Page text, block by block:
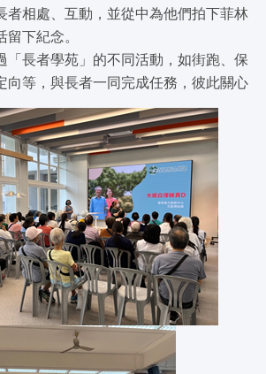
者相處、互動，並從中為他們拍下菲林
留下紀念。
「長者學苑」的不同活動，如街跑、保
向等，與長者一同完成任務，彼此關心